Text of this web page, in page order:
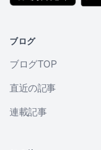
ブログ
ブログTOP
直近の記事
連載記事